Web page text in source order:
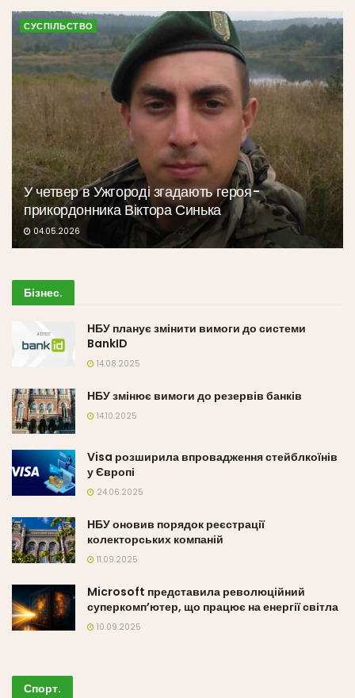
СУСПІЛЬСТВО
У четвер в Ужгороді згадають героя-
прикордонника Віктора Синька
04.05.2026
Бізнес.
НБУ планує змінити вимоги до системи
BankID
14.08.2025
НБУ змінює вимоги до резервів банків
14.10.2025
Visa розширила впровадження стейблкоїнів
у Європі
24.06.2025
НБУ оновив порядок реєстрації
колекторських компаній
11.09.2025
Microsoft представила революційний
суперкомп’ютер, що працює на енергії світла
10.09.2025
Спорт.